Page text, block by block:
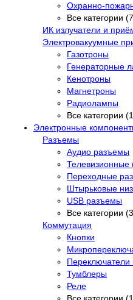
Охранно-
Все категории
ИК излучатели и
Электровакуумные
Газотроны
Генераторные
Кенотроны
Магнетроны
Радиолампы
Все категории
Электронные
Разъемы
Аудио разъемы
Переходные
Штырьковые
USB разъемы
Все категории
Коммутация
Кнопки
Тумблеры
Реле